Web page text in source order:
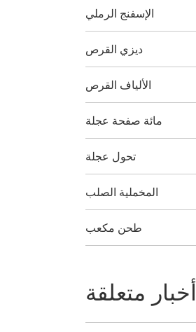
الإسفنج الرملي
ديزي القرص
الألياف القرص
مائة صفحة عجلة
تحول عجلة
المخملية الصلب
طحن مكعب
أخبار متعلقة